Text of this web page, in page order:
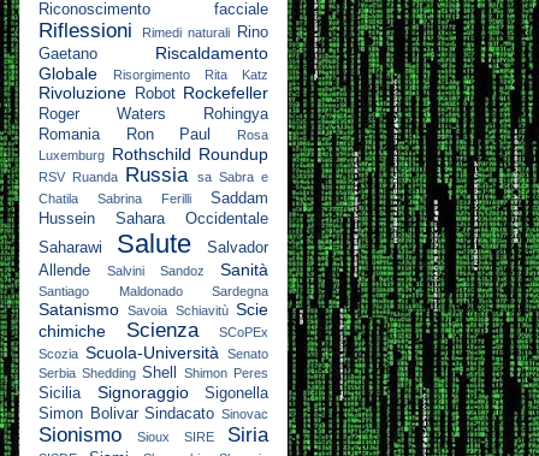
Riconoscimento facciale
Riflessioni Rimedi naturali
Rino
Gaetano
Riscaldamento
Globale
Risorgimento Rita Katz
Rivoluzione Robot Rockefeller
Roger Waters
Rohingya
Romania
Ron Paul
Rosa
Luxemburg Rothschild Roundup
RSV Ruanda Russia sa Sabra e
Chatila
Sabrina Ferilli
Saddam
Hussein
Sahara Occidentale
Saharawi
Salute
Salvador
Allende
Salvini Sandoz Sanità
Santiago Maldonado Sardegna
Satanismo Savoia Schiavitù Scie
chimiche
Scienza
SCoPEx
Scozia Scuola-Università
Senato
Serbia Shedding Shell Shimon Peres
Sicilia Signoraggio
Sigonella
Simon Bolivar Sindacato Sinovac
Sionismo Sioux SIRE Siria